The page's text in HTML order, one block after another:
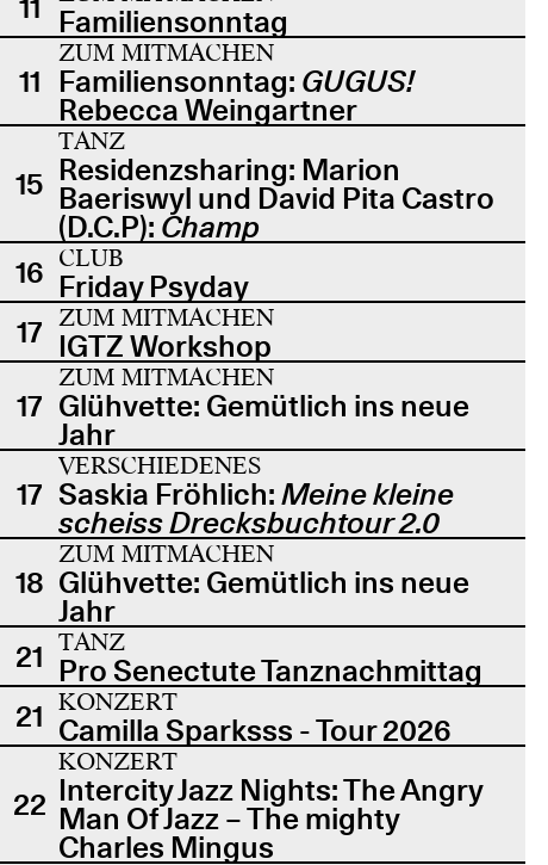
11 Familiensonntag
11
ZUM MITMACHEN
Familiensonntag: GUGUS!
Rebecca Weingartner
15
TANZ
Residenzsharing: Marion
Baeriswyl und David Pita Castro
(D.C.P): Champ
16 CLUB
Friday Psyday
17 ZUM MITMACHEN
IGTZ Workshop
17
ZUM MITMACHEN
Glühvette: Gemütlich ins neue
Jahr
17
VERSCHIEDENES
Saskia Fröhlich: Meine kleine
scheiss Drecksbuchtour 2.0
18
ZUM MITMACHEN
Glühvette: Gemütlich ins neue
Jahr
21 TANZ
Pro Senectute Tanznachmittag
21 KONZERT
Camilla Sparksss - Tour 2026
22
KONZERT
Intercity Jazz Nights: The Angry
Man Of Jazz – The mighty
Charles Mingus